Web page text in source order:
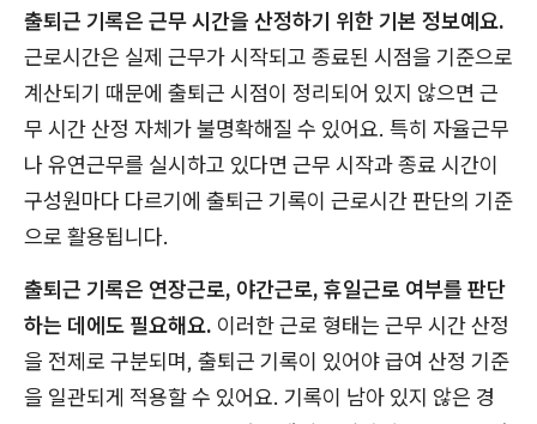
출퇴근 기록은 근무 시간을 산정하기 위한 기본 정보예요.
근로시간은 실제 근무가 시작되고 종료된 시점을 기준으로
계산되기 때문에 출퇴근 시점이 정리되어 있지 않으면 근
무 시간 산정 자체가 불명확해질 수 있어요. 특히 자율근무
나 유연근무를 실시하고 있다면 근무 시작과 종료 시간이
구성원마다 다르기에 출퇴근 기록이 근로시간 판단의 기준
으로 활용됩니다.
출퇴근 기록은 연장근로, 야간근로, 휴일근로 여부를 판단
하는 데에도 필요해요. 이러한 근로 형태는 근무 시간 산정
을 전제로 구분되며, 출퇴근 기록이 있어야 급여 산정 기준
을 일관되게 적용할 수 있어요. 기록이 남아 있지 않은 경